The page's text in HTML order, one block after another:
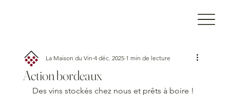
Action bordeaux
La Maison du Vin 4 déc. 2025 1 min de lecture
Des vins stockés chez nous et prêts à boire !